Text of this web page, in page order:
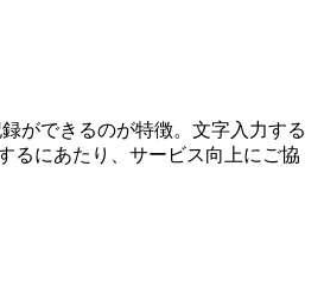
ができるのが特徴。文字入力する
るにあたり、サービス向上にご協